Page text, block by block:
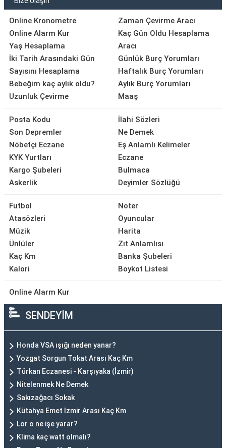
Online Kronometre
Online Alarm Kur
Yaş Hesaplama
İki Tarih Arasındaki Gün
Sayısını Hesaplama
Bebeğim kaç aylık oldu?
Uzunluk Çevirme
Zaman Çevirme Aracı
Kaç Gün Oldu Hesaplama
Aracı
Günlük Burç Yorumları
Haftalık Burç Yorumları
Aylık Burç Yorumları
Maaş
Posta Kodu
Son Depremler
Nöbetçi Eczane
KYK Yurtları
Kargo Şubeleri
Askerlik
İlahi Sözleri
Ne Demek
Eş Anlamlı Kelimeler
Eczane
Bulmaca
Deyimler Sözlüğü
Futbol
Atasözleri
Müzik
Ünlüler
Kaç Km
Kalori
Noter
Oyuncular
Harita
Zıt Anlamlısı
Banka Şubeleri
Boykot Listesi
Online Alarm Kur
SENDEYİM
Honda VSA ışığı neden yanar?
Yozgat Sorgun Tokat Arası Kaç Km
Türkan Eczanesi - Karşıyaka (İzmir)
Nitelenmek Ne Demek
Sakızağacı Sokak
Kütahya Emet İzmir Arası Kaç Km
Lor o ne işe yarar?
Klima kaç watt olmalı?